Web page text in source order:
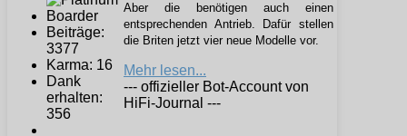
Beiträge:
3377
Karma: 16
Dank
erhalten:
356
Aber die benötigen auch einen
entsprechenden Antrieb. Dafür stellen
die Briten jetzt vier neue Modelle vor.
Mehr lesen...
--- offizieller Bot-Account von
HiFi-Journal ---